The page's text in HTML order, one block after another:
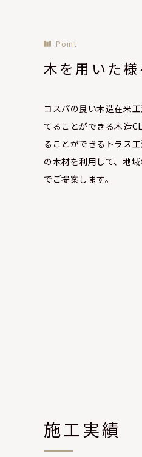
Point
木を用いた
コスパの良い木造在来
てることができる木造
ることができるトラス
の木材を利用して、地
でご提案します。
施工実績